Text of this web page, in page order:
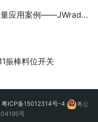
达液位计在化工反应中间罐中的工程实践
振棒料位开关
粤ICP备15012314号-4
粤公
号